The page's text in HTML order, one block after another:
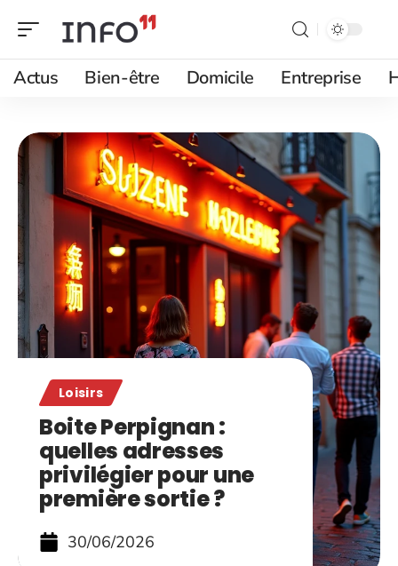
Actus Bien-être Domicile Entreprise
Loisirs
Boite Perpignan :
quelles adresses
privilégier pour une
première sortie ?
30/06/2026